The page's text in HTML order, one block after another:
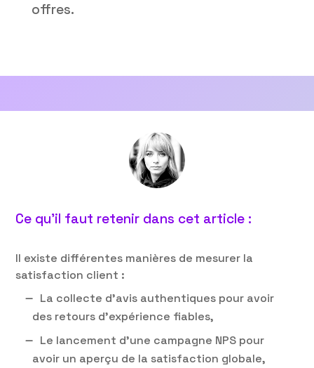
offres.
Ce qu’il faut retenir dans cet article :
Il existe différentes manières de mesurer la
satisfaction client :
La collecte d’avis authentiques pour avoir
des retours d’expérience fiables,
Le lancement d’une campagne NPS pour
avoir un aperçu de la satisfaction globale,